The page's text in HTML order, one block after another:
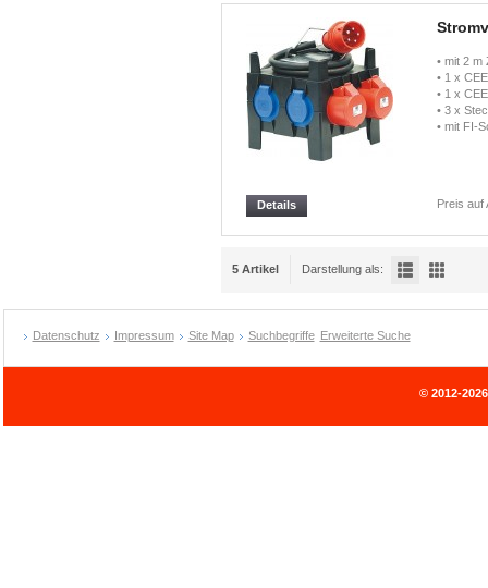
• mit 2 m
• 1 x
• 1 x
• 3 x
• mit FI-
Preis auf
Details
5 Artikel Darstellung als:
Datenschutz Impressum Site Map Suchbegriffe Erweiterte Suche
© 2012-